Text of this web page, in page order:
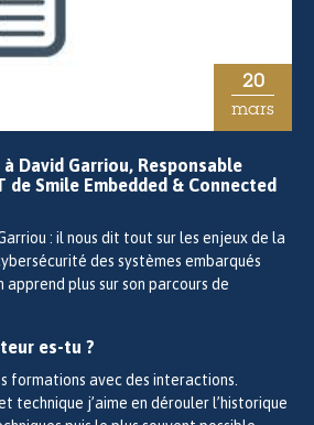
20
mars
David Garriou, Responsable
Smile Embedded & Connected
: il nous dit tout sur les enjeux de la
des systèmes embarqués
apprend plus sur son parcours de
es-tu ?
formations avec des interactions.
technique j’aime en dérouler l’historique